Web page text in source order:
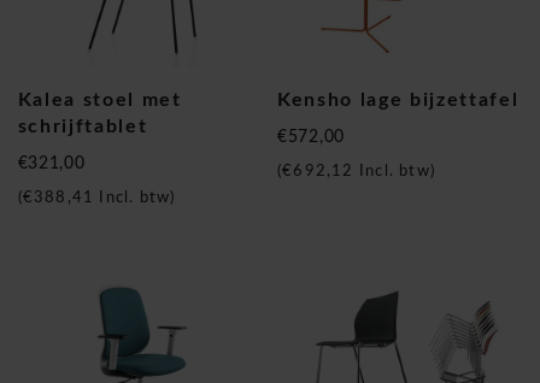
Kalea stoel met
schrijftablet
€321,00
(€388,41 Incl. btw)
Kensho lage bijzettafel
€572,00
(€692,12 Incl. btw)